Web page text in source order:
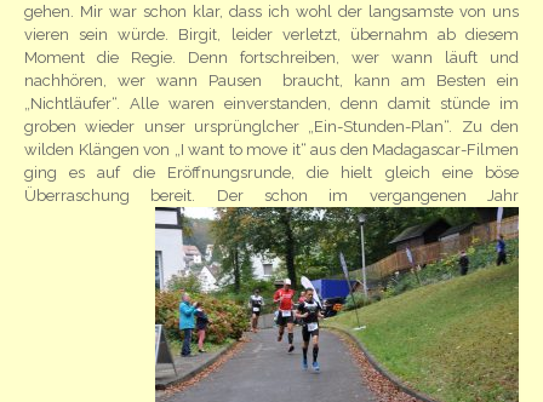
gehen. Mir war schon klar, dass ich wohl der langsamste von uns
vieren sein würde. Birgit, leider verletzt, übernahm ab diesem
Moment die Regie. Denn fortschreiben, wer wann läuft und
nachhören, wer wann Pausen braucht, kann am Besten ein
„Nichtläufer“. Alle waren einverstanden, denn damit stünde im
groben wieder unser ursprünglcher „Ein-Stunden-Plan“. Zu den
wilden Klängen von „I want to move it“ aus den Madagascar-Filmen
ging es auf die Eröffnungsrunde, die hielt gleich eine böse
Überraschung bereit.
Der schon im vergangenen Jahr